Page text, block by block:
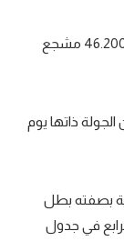
مشجع
ذاتها يوم
بصفته بطل
في جدول